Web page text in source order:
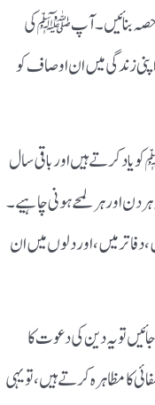
کا حصہ بنائیں۔ آپ ﷺ کی
زندگی میں ان اوصاف کو
کرتے ہیں اور باقی سال
اور ہر لمحے ہونی چاہیے۔
میں، اور دلوں میں ان
تو یہ دین کی دعوت کا
کا مظاہرہ کرتے ہیں، تو یہی